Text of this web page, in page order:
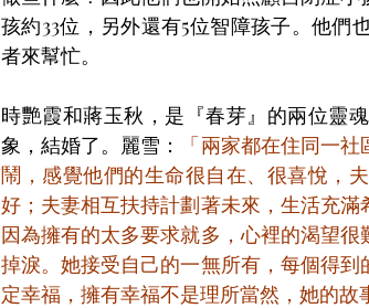
孩約33位，另外還有5位智障孩子。他
者來幫忙。
時艷霞和蔣玉秋，是『春芽』的兩位靈
象，結婚了。麗雪：
「兩家都在住同一
鬧，感覺他們的生命很自在、很喜悅，
好；夫妻相互扶持計劃著未來，生活充
因為擁有的太多要求就多，心裡的渴望
掉淚。她接受自己的一無所有，每個得
定幸福，擁有幸福不是理所當然，她的故